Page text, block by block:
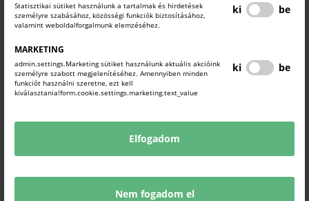
Statisztikai sütiket használunk a tartalmak és hirdetések
személyre szabásához, közösségi funkciók biztosításához,
valamint weboldalforgalmunk elemzéséhez.
ki be
MARKETING
admin.settings.Marketing sütiket használunk aktuális akcióink
személyre szabott megjelenítéséhez. Amennyiben minden
funkciót használni szeretne, ezt kell
kiválasztania!form.cookie.settings.marketing.text_value
ki be
Elfogadom
Nem fogadom el
Várható költségek
a kiutazás költségei saját gépkocsival, vonattal vagy
repülővel,
a szakmai programon kívüli étkezések, transzferek, fakultatív
programok,
a második céges résztvevő esetén szállásköltség két
belépőjegy.
A szállásköltség és a vásári belépőjegy támogatásának